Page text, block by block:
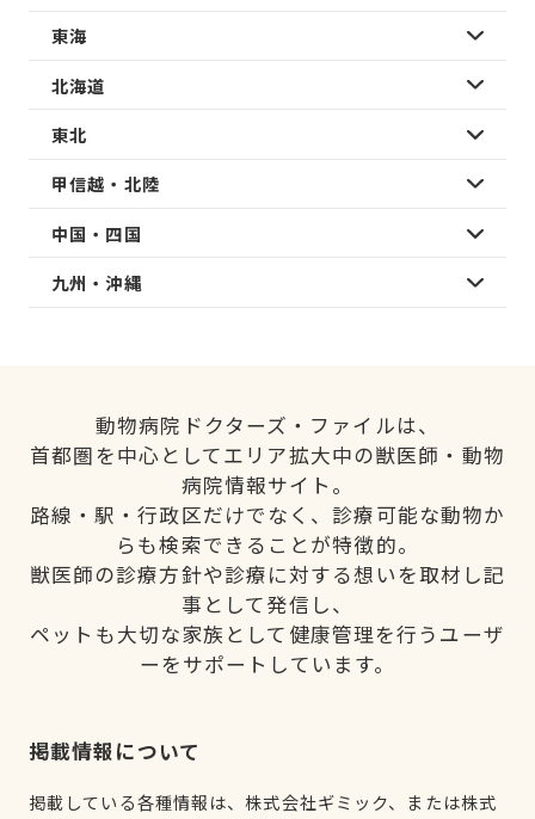
東海
北海道
東北
甲信越・北陸
中国・四国
九州・沖縄
動物病院ドクターズ・ファイルは、
首都圏を中心としてエリア拡大中の獣医師・動物
病院情報サイト。
路線・駅・行政区だけでなく、診療可能な動物か
らも検索できることが特徴的。
獣医師の診療方針や診療に対する想いを取材し記
事として発信し、
ペットも大切な家族として健康管理を行うユーザ
ーをサポートしています。
掲載情報について
掲載している各種情報は、株式会社ギミック、または株式